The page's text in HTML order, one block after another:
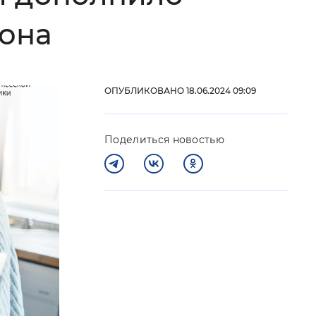
ОПУБЛИКОВАНО 18.06.2024 09:09
Поделиться новостью